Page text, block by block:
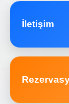
İletişim